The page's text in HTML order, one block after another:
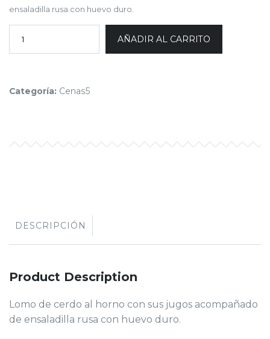
ensaladilla rusa con huevo duro.
AÑADIR AL CARRITO
Categoría: Cenas5
DESCRIPCIÓN
Product Description
Lomo de cerdo al horno con sus jugos acompañado
de ensaladilla rusa con huevo duro.